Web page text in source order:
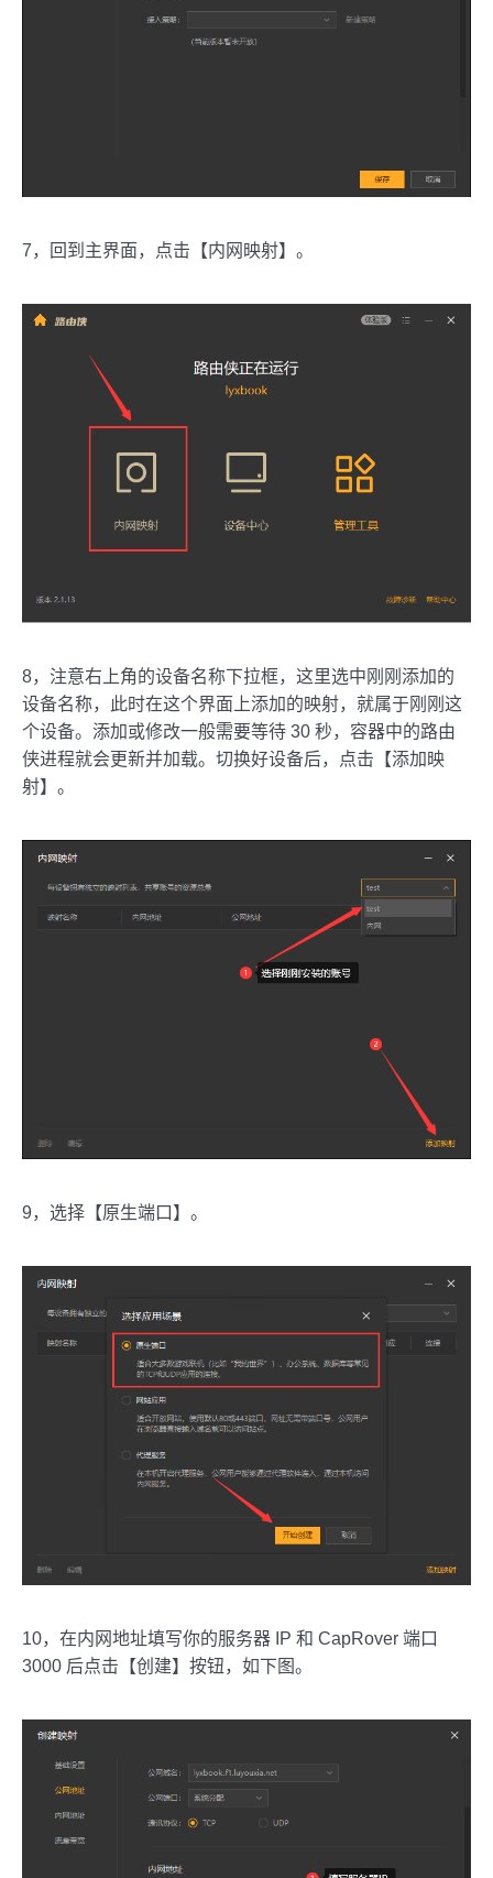
7，回到主界面，点击【内网映射】。
8，注意右上角的设备名称下拉框，这里选中刚刚添加的
设备名称，此时在这个界面上添加的映射，就属于刚刚这
个设备。添加或修改一般需要等待 30 秒，容器中的路由
侠进程就会更新并加载。切换好设备后，点击【添加映
射】。
9，选择【原生端口】。
10，在内网地址填写你的服务器 IP 和 CapRover 端口
3000 后点击【创建】按钮，如下图。